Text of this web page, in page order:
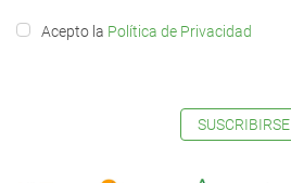
Acepto la Política de Privacidad
SUSCRIBIRSE